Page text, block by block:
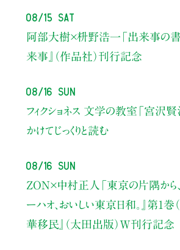
08/15 Sat
阿部大樹×枡野浩一 「出来事の書
来事』（作品社）刊行記念
08/16 Sun
フィクショネス 文学の教室 「宮沢
かけてじっくりと読む
08/16 Sun
ZON×中村正人 「東京の片隅から
ーハオ、おいしい東京日和。』第1巻（
華移民』（太田出版）W刊行記念